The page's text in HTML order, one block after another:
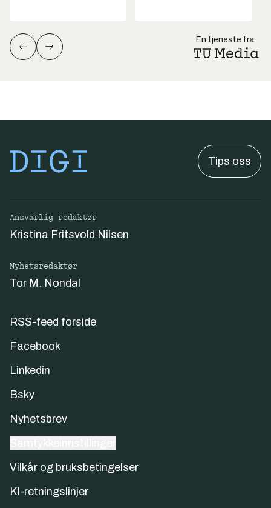
En tjeneste fra
Tips oss
Ansvarlig redaktør
Kristina Fritsvold Nilsen
Nyhetsredaktør
Tor M. Nondal
RSS-feed forside
Facebook
Linkedin
Bsky
Nyhetsbrev
Vilkår og bruksbetingelser
KI-retningslinjer